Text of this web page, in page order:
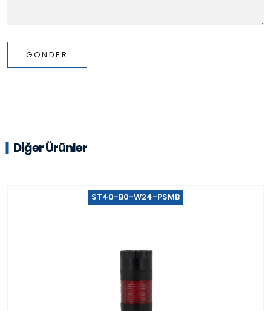
GÖNDER
Diğer Ürünler
ST40-B0-W24-PSMB